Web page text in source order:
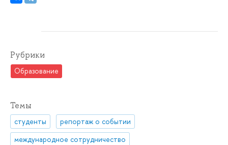
Рубрики
Образование
Темы
студенты
репортаж о событии
международное сотрудничество